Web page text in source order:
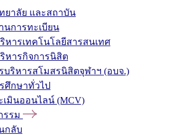
ยาลัย และสถาบัน
นการทะเบียน
หารเทคโนโลยีสารสนเทศ
หารกิจการนิสิต
บริหารสโมสรนิสิตจุฬาฯ (อบจ.)
ศึกษาทั่วไป
เมินออนไลน์ (MCV)
รรม
กลับ